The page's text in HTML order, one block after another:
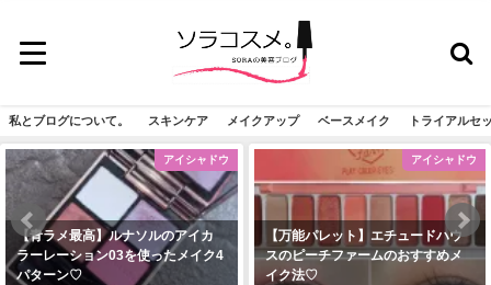
私とブログについて。 スキンケア メイクアップ ベースメイク トライアルセ
アイシャドウ
【青ラメ最高】ルナソルのアイカ
ラーレーション03を使ったメイク4
パターン♡
アイシャドウ
【万能パレット】エチュードハウ
スのピーチファームのおすすめメ
イク法♡